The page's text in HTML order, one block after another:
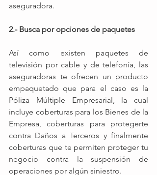
aseguradora.
2.- Busca por opciones de paquetes
Así como existen paquetes de
televisión por cable y de telefonía, las
aseguradoras te ofrecen un producto
empaquetado que para el caso es la
Póliza Múltiple Empresarial, la cual
incluye coberturas para los Bienes de la
Empresa, coberturas para protegerte
contra Daños a Terceros y finalmente
coberturas que te permiten proteger tu
negocio contra la suspensión de
operaciones por algún siniestro.